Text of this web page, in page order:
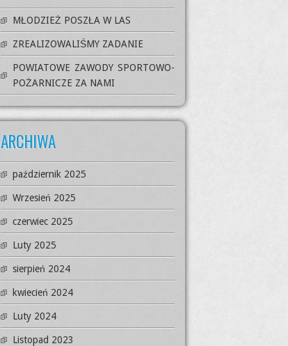
MŁODZIEŻ POSZŁA W LAS
ZREALIZOWALIŚMY ZADANIE
POWIATOWE ZAWODY SPORTOWO-
POŻARNICZE ZA NAMI
ARCHIWA
październik 2025
Wrzesień 2025
czerwiec 2025
Luty 2025
sierpień 2024
kwiecień 2024
Luty 2024
Listopad 2023